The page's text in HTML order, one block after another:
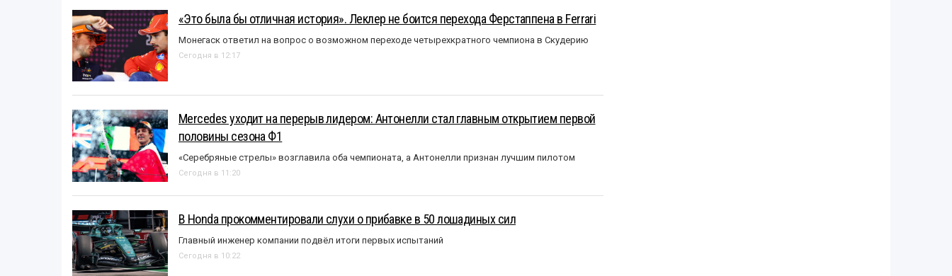
«Это была бы отличная история». Леклер не боится перехода Ферстаппена в Ferrari
Монегаск ответил на вопрос о возможном переходе четырехкратного чемпиона в Скудерию
Сегодня в 12:17
Mercedes уходит на перерыв лидером: Антонелли стал главным открытием первой
половины сезона Ф1
«Серебряные стрелы» возглавила оба чемпионата, а Антонелли признан лучшим пилотом
Сегодня в 11:20
В Honda прокомментировали слухи о прибавке в 50 лошадиных сил
Главный инженер компании подвёл итоги первых испытаний
Сегодня в 10:22